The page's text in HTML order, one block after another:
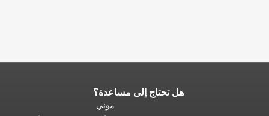
هل تحتاج إلى مساعدة؟
موني